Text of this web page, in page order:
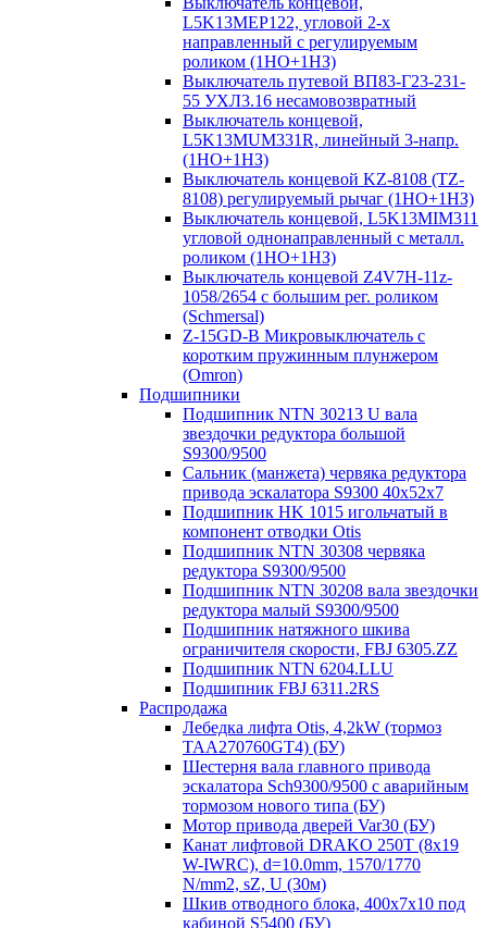
L5K13MEP122, угловой 2-х
направленный с регулируемым
роликом (1НО+1НЗ)
Выключатель путевой ВП83-Г23-231-
55 УХЛ3.16 несамовозвратный
Выключатель концевой,
L5K13MUM331R, линейный 3-напр.
(1НО+1НЗ)
Выключатель концевой KZ-8108 (TZ-
8108) регулируемый рычаг (1НО+1НЗ)
Выключатель концевой, L5K13MIM311
угловой однонаправленный с металл.
роликом (1НО+1НЗ)
Выключатель концевой Z4V7H-11z-
1058/2654 с большим рег. роликом
(Schmersal)
Z-15GD-B Микровыключатель с
коротким пружинным плунжером
(Omron)
Подшипники
Подшипник NTN 30213 U вала
звездочки редуктора большой
S9300/9500
Сальник (манжета) червяка редуктора
привода эскалатора S9300 40х52х7
Подшипник HK 1015 игольчатый в
компонент отводки Otis
Подшипник NTN 30308 червяка
редуктора S9300/9500
Подшипник NTN 30208 вала звездочки
редуктора малый S9300/9500
Подшипник натяжного шкива
ограничителя скорости, FBJ 6305.ZZ
Подшипник NTN 6204.LLU
Подшипник FBJ 6311.2RS
Распродажа
Лебедка лифта Otis, 4,2kW (тормоз
TAA270760GT4) (БУ)
Шестерня вала главного привода
эскалатора Sch9300/9500 с аварийным
тормозом нового типа (БУ)
Мотор привода дверей Var30 (БУ)
Канат лифтовой DRAKO 250T (8x19
W-IWRC), d=10.0mm, 1570/1770
N/mm2, sZ, U (30м)
Шкив отводного блока, 400х7х10 под
кабиной S5400 (БУ)